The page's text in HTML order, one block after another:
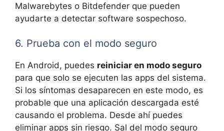
Malwarebytes o Bitdefender que pueden
ayudarte a detectar software sospechoso.
6. Prueba con el modo seguro
En Android, puedes reiniciar en modo seguro
para que solo se ejecuten las apps del sistema.
Si los síntomas desaparecen en este modo, es
probable que una aplicación descargada esté
causando el problema. Desde ahí puedes
eliminar apps sin riesgo. Sal del modo seguro